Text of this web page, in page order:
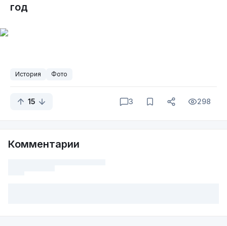
год
История Фото
15 3 298
Комментарии